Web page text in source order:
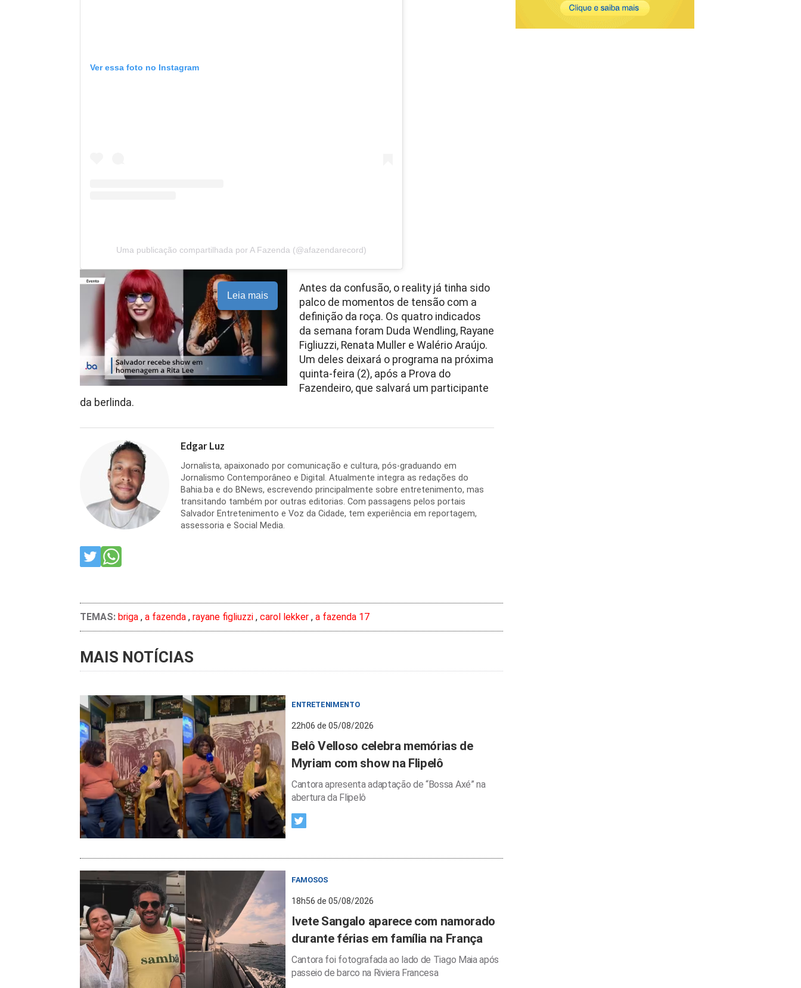
Ver essa foto no Instagram
Uma publicação compartilhada por A Fazenda (@afazendarecord)
Leia mais
Antes da confusão, o reality já tinha sido
palco de momentos de tensão com a
definição da roça. Os quatro indicados
da semana foram Duda Wendling, Rayane
Figliuzzi, Renata Muller e Walério Araújo.
Um deles deixará o programa na próxima
quinta-feira (2), após a Prova do
Fazendeiro, que salvará um participante
da berlinda.
Edgar Luz
Jornalista, apaixonado por comunicação e cultura, pós-graduando em
Jornalismo Contemporâneo e Digital. Atualmente integra as redações do
Bahia.ba e do BNews, escrevendo principalmente sobre entretenimento, mas
transitando também por outras editorias. Com passagens pelos portais
Salvador Entretenimento e Voz da Cidade, tem experiência em reportagem,
assessoria e Social Media.
TEMAS: briga , a fazenda , rayane figliuzzi , carol lekker , a fazenda 17
MAIS NOTÍCIAS
ENTRETENIMENTO
22h06 de 05/08/2026
Belô Velloso celebra memórias de
Myriam com show na Flipelô
Cantora apresenta adaptação de “Bossa Axé” na
abertura da Flipelô
FAMOSOS
18h56 de 05/08/2026
Ivete Sangalo aparece com namorado
durante férias em família na França
Cantora foi fotografada ao lado de Tiago Maia após
passeio de barco na Riviera Francesa